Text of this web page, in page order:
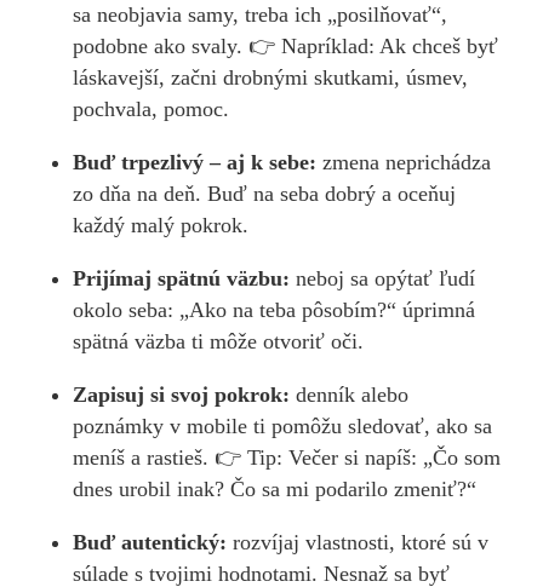
sa neobjavia samy, treba ich „posilňovať“,
podobne ako svaly. 👉 Napríklad: Ak chceš byť
láskavejší, začni drobnými skutkami, úsmev,
pochvala, pomoc.
Buď trpezlivý – aj k sebe:zmena neprichádza
zo dňa na deň. Buď na seba dobrý a oceňuj
každý malý pokrok.
Prijímaj spätnú väzbu:neboj sa opýtať ľudí
okolo seba: „Ako na teba pôsobím?“ úprimná
spätná väzba ti môže otvoriť oči.
Zapisuj si svoj pokrok:denník alebo
poznámky v mobile ti pomôžu sledovať, ako sa
meníš a rastieš. 👉 Tip: Večer si napíš: „Čo som
dnes urobil inak? Čo sa mi podarilo zmeniť?“
Buď autentický:rozvíjaj vlastnosti, ktoré sú v
súlade s tvojimi hodnotami. Nesnaž sa byť